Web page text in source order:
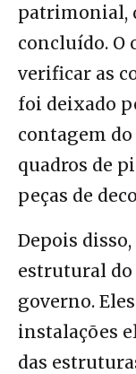
patrimonial,
concluído. O
verificar as
foi deixado
contagem do
quadros de
peças de
Depois
estrutural
governo.
instalações
das